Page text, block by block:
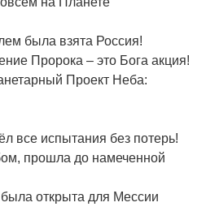
была взята Россия!
Пророка – это Бога акция!
Проект Неба:
все испытания без потерь!
прошла до намеченной
открыта для Мессии